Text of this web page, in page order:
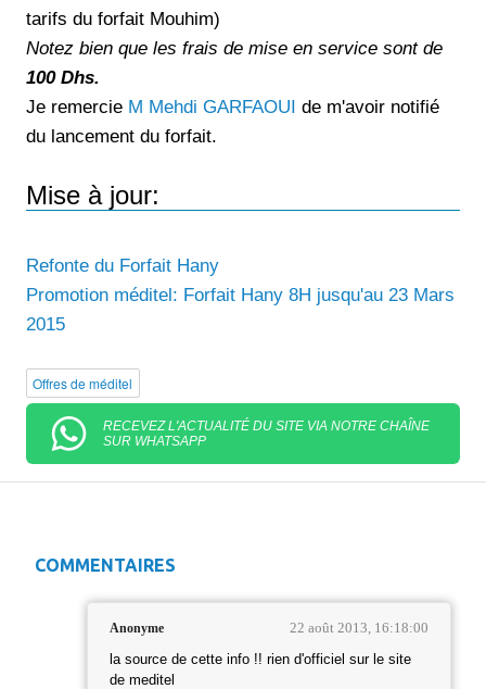
tarifs du forfait Mouhim)
Notez bien que les frais de mise en service sont de
100 Dhs.
Je remercie M Mehdi GARFAOUI de m'avoir notifié
du lancement du forfait.
Mise à jour:
Refonte du Forfait Hany
Promotion méditel: Forfait Hany 8H jusqu'au 23 Mars
2015
Offres de méditel
RECEVEZ L'ACTUALITÉ DU SITE VIA NOTRE CHAÎNE
SUR WHATSAPP
COMMENTAIRES
Anonyme 22 août 2013, 16:18:00
la source de cette info !! rien d'officiel sur le site
de meditel